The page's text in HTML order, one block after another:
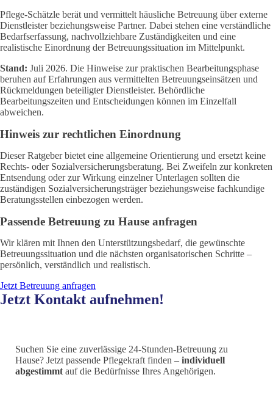
Pflege-Schätzle berät und vermittelt häusliche Betreuung über externe
Dienstleister beziehungsweise Partner. Dabei stehen eine verständliche
Bedarfserfassung, nachvollziehbare Zuständigkeiten und eine
realistische Einordnung der Betreuungssituation im Mittelpunkt.
Stand: Juli 2026. Die Hinweise zur praktischen Bearbeitungsphase
beruhen auf Erfahrungen aus vermittelten Betreuungseinsätzen und
Rückmeldungen beteiligter Dienstleister. Behördliche
Bearbeitungszeiten und Entscheidungen können im Einzelfall
abweichen.
Hinweis zur rechtlichen Einordnung
Dieser Ratgeber bietet eine allgemeine Orientierung und ersetzt keine
Rechts- oder Sozialversicherungsberatung. Bei Zweifeln zur konkreten
Entsendung oder zur Wirkung einzelner Unterlagen sollten die
zuständigen Sozialversicherungsträger beziehungsweise fachkundige
Beratungsstellen einbezogen werden.
Passende Betreuung zu Hause anfragen
Wir klären mit Ihnen den Unterstützungsbedarf, die gewünschte
Betreuungssituation und die nächsten organisatorischen Schritte –
persönlich, verständlich und realistisch.
Jetzt Betreuung anfragen
Jetzt Kontakt aufnehmen!
Suchen Sie eine zuverlässige 24-Stunden-Betreuung zu
Hause? Jetzt passende Pflegekraft finden – individuell
abgestimmtauf die Bedürfnisse Ihres Angehörigen.